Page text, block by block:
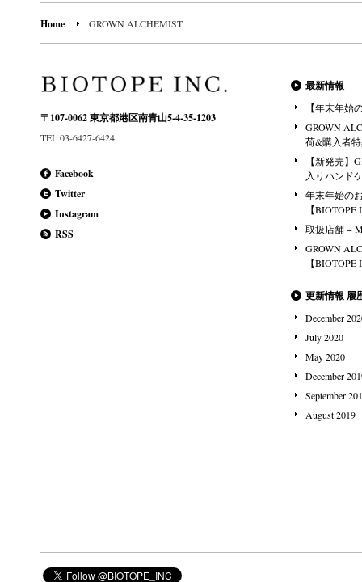
Home GROWN ALCHEMIST
〒107-0062 東京都港区南青山5-4-35-1203
TEL 03-6427-6424
Facebook
Twitter
Instagram
RSS
最新情報
【年末年始
GROWN
荷&購入者
【新発売】
入りハンド
年末年始の
【
取扱店舗 −
GROWN
【
更新情報 履
December
July 2020
May 2020
December
September
August 2019